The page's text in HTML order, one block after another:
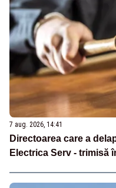
7 aug. 2026, 14:41
Directoarea care a
Electrica Serv - trimisă